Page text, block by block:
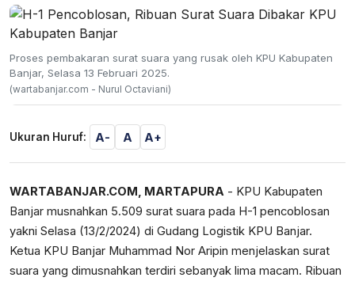
Proses pembakaran surat suara yang rusak oleh KPU Kabupaten
Banjar, Selasa 13 Februari 2025.
(wartabanjar.com - Nurul Octaviani)
Ukuran Huruf: A- A A+
WARTABANJAR.COM, MARTAPURA - KPU Kabupaten
Banjar musnahkan 5.509 surat suara pada H-1 pencoblosan
yakni Selasa (13/2/2024) di Gudang Logistik KPU Banjar.
Ketua KPU Banjar Muhammad Nor Aripin menjelaskan surat
suara yang dimusnahkan terdiri sebanyak lima macam. Ribuan